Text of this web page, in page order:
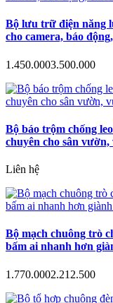
Bộ lưu trữ điện năng
cho camera, báo
1.450.0003.500.000
Bộ báo trộm chống
chuyên cho sân
Liên hệ
Bộ mạch chuông trò
bấm ai nhanh hơn
1.770.0002.212.500